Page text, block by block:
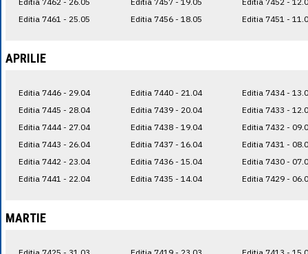
Editia 7461 - 25.05
Editia 7456 - 18.05
Editia 7451 -
APRILIE
Editia 7446 - 29.04
Editia 7445 - 28.04
Editia 7444 - 27.04
Editia 7443 - 26.04
Editia 7442 - 23.04
Editia 7441 - 22.04
Editia 7440 - 21.04
Editia 7439 - 20.04
Editia 7438 - 19.04
Editia 7437 - 16.04
Editia 7436 - 15.04
Editia 7435 - 14.04
Editia 7434 -
Editia 7433 -
Editia 7432 -
Editia 7431 -
Editia 7430 -
Editia 7429 -
MARTIE
Editia 7425 - 31.03
Editia 7419 - 23.03
Editia 7413 -